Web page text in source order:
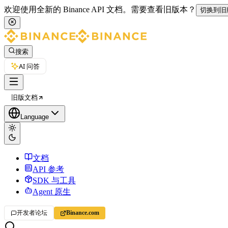
欢迎使用全新的 Binance API 文档。 需要查看旧版本？ 切换到旧
搜索
AI 问答
旧版文档
Language
文档
API 参考
SDK 与工具
Agent 原生
开发者论坛 Binance.com